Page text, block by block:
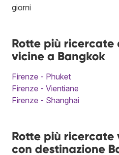
giorni
Rotte più ricercate
vicine a Bangkok
Firenze - Phuket
Firenze - Vientiane
Firenze - Shanghai
Rotte più ricercate
con destinazione